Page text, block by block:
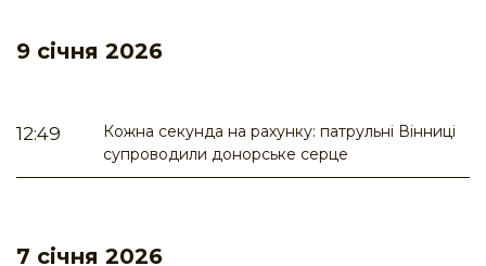
9 січня 2026
12:49
Кожна секунда на рахунку: патрульні Вінниці
супроводили донорське серце
7 січня 2026